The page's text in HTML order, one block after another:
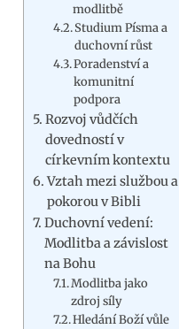
modlitbě
Studium Písma a
duchovní růst
Poradenství a
komunitní
podpora
Rozvoj vůdčích
dovedností v
církevním kontextu
Vztah mezi službou a
pokorou v Bibli
Duchovní vedení:
Modlitba a závislost
na Bohu
Modlitba jako
zdroj síly
Hledání Boží vůle